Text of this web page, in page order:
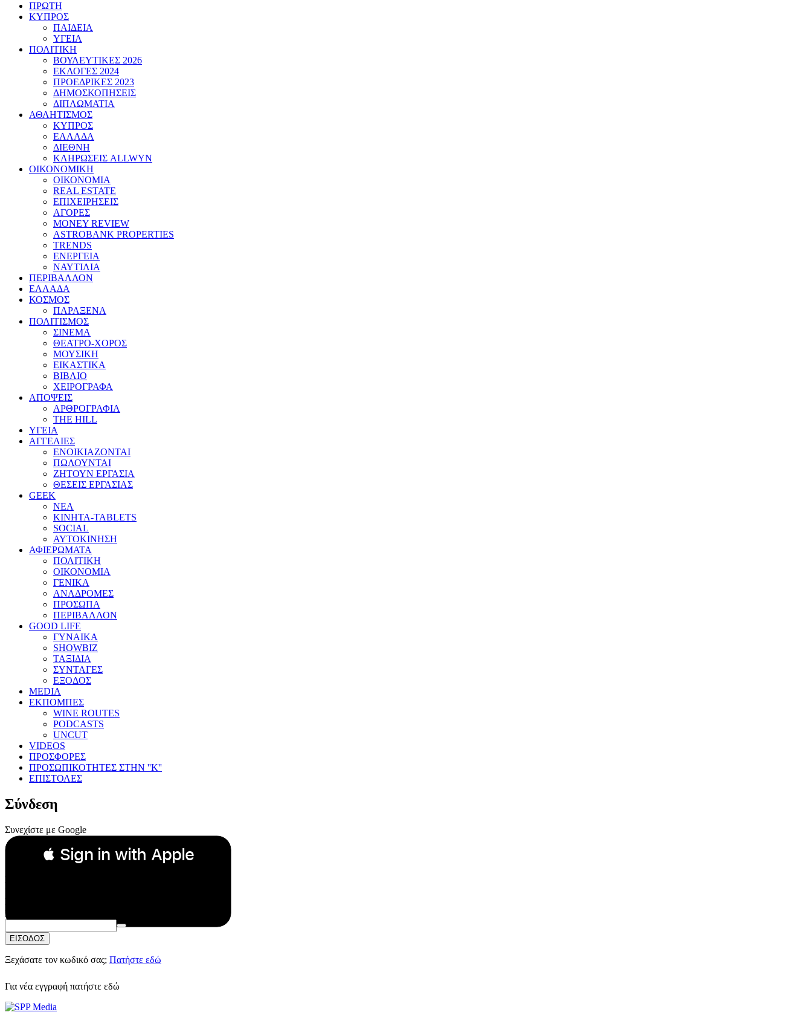
ΠΡΩΤΗ
ΚΥΠΡΟΣ
ΠΑΙΔΕΙΑ
ΥΓΕΙΑ
ΠΟΛΙΤΙΚΗ
ΒΟΥΛΕΥΤΙΚΕΣ 2026
ΕΚΛΟΓΕΣ 2024
ΠΡΟΕΔΡΙΚΕΣ 2023
ΔΗΜΟΣΚΟΠΗΣΕΙΣ
ΔΙΠΛΩΜΑΤΙΑ
ΑΘΛΗΤΙΣΜΟΣ
ΚΥΠΡΟΣ
ΕΛΛΑΔΑ
ΔΙΕΘΝΗ
ΚΛΗΡΩΣΕΙΣ ALLWYN
ΟΙΚΟΝΟΜΙΚΗ
ΟΙΚΟΝΟΜΙΑ
REAL ESTATE
ΕΠΙΧΕΙΡΗΣΕΙΣ
ΑΓΟΡΕΣ
MONEY REVIEW
ASTROBANK PROPERTIES
TRENDS
ΕΝΕΡΓΕΙΑ
ΝΑΥΤΙΛΙΑ
ΠΕΡΙΒΑΛΛΟΝ
ΕΛΛΑΔΑ
ΚΟΣΜΟΣ
ΠΑΡΑΞΕΝΑ
ΠΟΛΙΤΙΣΜΟΣ
ΣΙΝΕΜΑ
ΘΕΑΤΡΟ-ΧΟΡΟΣ
ΜΟΥΣΙΚΗ
ΕΙΚΑΣΤΙΚΑ
ΒΙΒΛΙΟ
ΧΕΙΡΟΓΡΑΦΑ
ΑΠΟΨΕΙΣ
ΑΡΘΡΟΓΡΑΦΙΑ
THE HILL
ΥΓΕΙΑ
ΑΓΓΕΛΙΕΣ
ΕΝΟΙΚΙΑΖΟΝΤΑΙ
ΠΩΛΟΥΝΤΑΙ
ΖΗΤΟΥΝ ΕΡΓΑΣΙΑ
ΘΕΣΕΙΣ ΕΡΓΑΣΙΑΣ
GEEK
ΝΕΑ
ΚΙΝΗΤΑ-TABLETS
SOCIAL
ΑΥΤΟΚΙΝΗΣΗ
ΑΦΙΕΡΩΜΑΤΑ
ΠΟΛΙΤΙΚΗ
ΟΙΚΟΝΟΜΙΑ
ΓΕΝΙΚΑ
ΑΝΑΔΡΟΜΕΣ
ΠΡΟΣΩΠΑ
ΠΕΡΙΒΑΛΛΟΝ
GOOD LIFE
ΓΥΝΑΙΚΑ
SHOWBIZ
ΤΑΞΙΔΙΑ
ΣΥΝΤΑΓΕΣ
ΕΞΟΔΟΣ
MEDIA
ΕΚΠΟΜΠΕΣ
WINE ROUTES
PODCASTS
UNCUT
VIDEOS
ΠΡΟΣΦΟΡΕΣ
ΠΡΟΣΩΠΙΚΟΤΗΤΕΣ ΣΤΗΝ ''Κ''
ΕΠΙΣΤΟΛΕΣ
Σύνδεση
Συνεχίστε με Google
 Sign in with Apple
Συνεχίστε με Apple
ή
Email:
Κωδικός Πρόσβασης:
ΕΙΣΟΔΟΣ
Ξεχάσατε τον κωδικό σας; Πατήστε εδώ
Για νέα εγγραφή πατήστε εδώ